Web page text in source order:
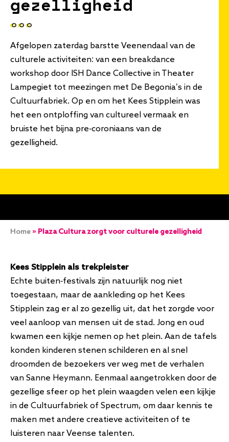
Afgelopen zaterdag barstte Veenendaal van de
culturele activiteiten: van een breakdance
workshop door ISH Dance Collective in Theater
Lampegiet tot meezingen met De Begonia’s in de
Cultuurfabriek. Op en om het Kees Stipplein was
het een ontploffing van cultureel vermaak en
bruiste het bijna pre-coroniaans van de
gezelligheid.
Kruimelpad
Home Plaza Cultura zorgt voor culturele gezelligheid
Kees Stipplein als trekpleister
Echte buiten-festivals zijn natuurlijk nog niet
toegestaan, maar de aankleding op het Kees
Stipplein zag er al zo gezellig uit, dat het zorgde voor
veel aanloop van mensen uit de stad. Jong en oud
kwamen een kijkje nemen op het plein. Aan de tafels
konden kinderen stenen schilderen en al snel
droomden de bezoekers ver weg met de verhalen
van Sanne Heymann. Eenmaal aangetrokken door de
gezellige sfeer op het plein waagden velen een kijkje
in de Cultuurfabriek of Spectrum, om daar kennis te
maken met andere creatieve activiteiten of te
luisteren naar Veense talenten.